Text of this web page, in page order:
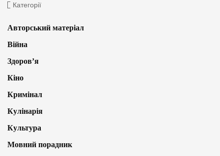
Категорії
Авторський матеріал
Війна
Здоров’я
Кіно
Кримінал
Кулінарія
Культура
Мовний порадник